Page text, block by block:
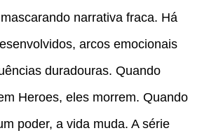
narrativa fraca. Há
arcos emocionais
duradouras. Quando
Heroes, eles morrem. Quando
poder, a vida muda. A série